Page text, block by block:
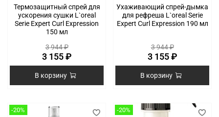
Термозащитный спрей для
ускорения сушки L`oreal
Serie Expert Curl Expression
150 мл
3 944 ₽
3 155 ₽
В корзину
Ухаживающий спрей-дымка
для рефреша L`oreal Serie
Expert Curl Expression 190 мл
3 944 ₽
3 155 ₽
В корзину
-20% -20%